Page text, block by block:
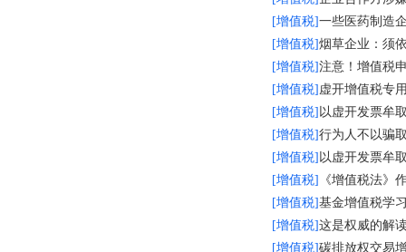
[增值税]一些医药制造
[增值税]烟草企业：须
[增值税]注意！增值税
[增值税] 虚开增值税专
[增值税] 以虚开发票牟
[增值税]行为人不以骗
[增值税] 以虚开发票牟
[增值税]
《增值税法》
[增值税]基金增值税学
[增值税]这是权威的解
[增值税]碳排放权交易